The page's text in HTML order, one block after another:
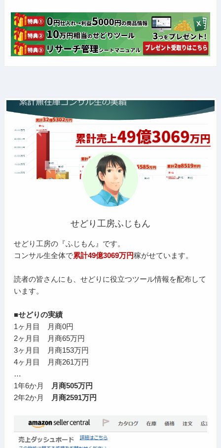
せどり工房ふじもん
せどり工房の『ふじもん』です。
コンサル生全体で累計49億3069万円稼がせています。
読者の皆さんにも、せどりに役立つツール情報を配布して
います。
■せどりの実績
1ヶ月目 月商0円
2ヶ月目 月商65万円
3ヶ月目 月商153万円
4ヶ月目 月商261万円
…
1年6か月
月商505万円
2年2か月
月商2591万円